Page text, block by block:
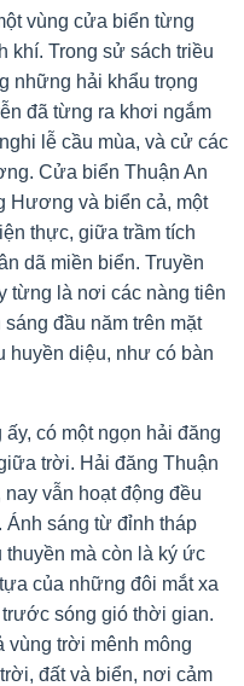
vùng cửa biển từng
khí. Trong sử sách triều
những hải khẩu trọng
đã từng ra khơi ngắm
lễ cầu mùa, và cử các
Cửa biển Thuận An
Hương và biển cả, một
thực, giữa trầm tích
dã miền biển. Truyền
từng là nơi các nàng tiên
đầu năm trên mặt
huyền diệu, như có bàn
có một ngọn hải đăng
trời. Hải đăng Thuận
vẫn hoạt động đều
sáng từ đỉnh tháp
thuyền mà còn là ký ức
của những đôi mắt xa
sóng gió thời gian.
vùng trời mênh mông
đất và biển, nơi cảm